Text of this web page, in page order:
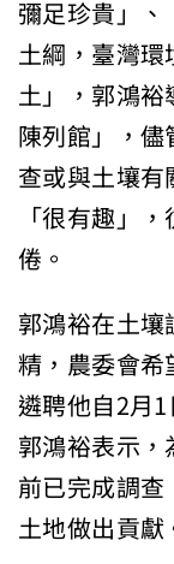
彌足珍貴」
土綱，臺灣
土」，郭鴻
陳列館」，
查或與土壤
「很有趣」
倦。
郭鴻裕在土
精，農委會
遴聘他自2月
郭鴻裕表示
前已完成調
土地做出貢獻